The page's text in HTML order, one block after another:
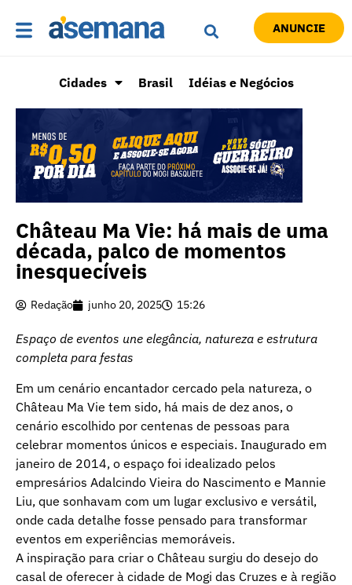
ANUNCIE
Cidades Brasil Idéias e Negócios
Château Ma Vie: há mais de uma
década, palco de momentos
inesquecíveis
Redação junho 20, 2025 15:26
Espaço de eventos une elegância, natureza e estrutura
completa para festas
Em um cenário encantador cercado pela natureza, o
Château Ma Vie tem sido, há mais de dez anos, o
cenário escolhido por centenas de pessoas para
celebrar momentos únicos e especiais. Inaugurado em
janeiro de 2014, o espaço foi idealizado pelos
empresários Adalcindo Vieira do Nascimento e Mannie
Liu, que sonhavam com um lugar exclusivo e versátil,
onde cada detalhe fosse pensado para transformar
eventos em experiências memoráveis.
A inspiração para criar o Château surgiu do desejo do
casal de oferecer à cidade de Mogi das Cruzes e à região